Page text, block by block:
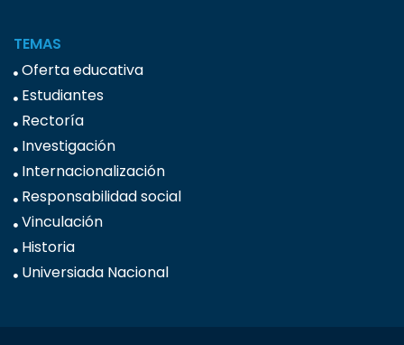
TEMAS
Oferta educativa
Estudiantes
Rectoría
Investigación
Internacionalización
Responsabilidad social
Vinculación
Historia
Universiada Nacional